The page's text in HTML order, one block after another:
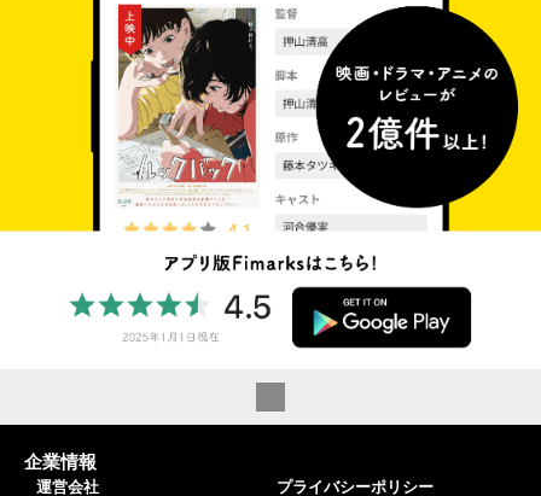
企業情報
運営会社 プライバシーポリシー